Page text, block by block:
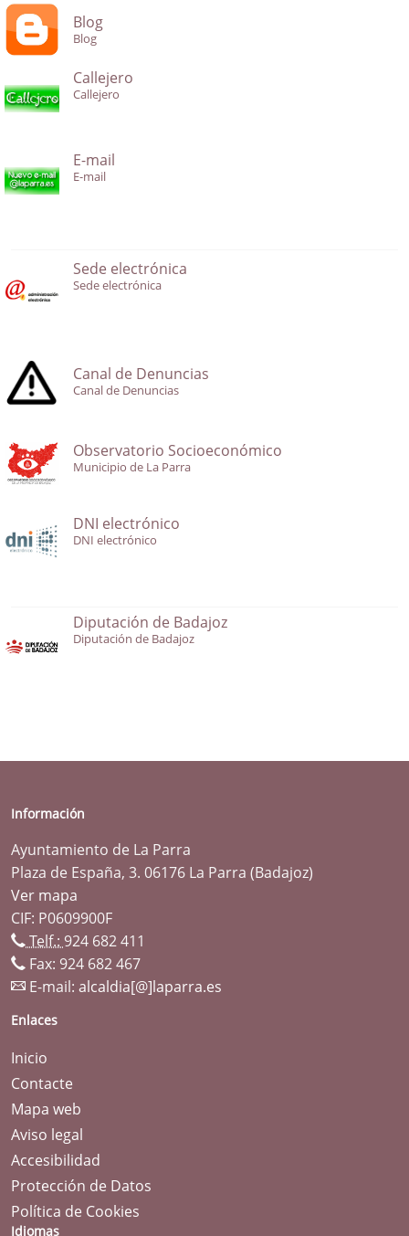
Blog
Blog
Callejero
Callejero
E-mail
E-mail
Sede electrónica
Sede electrónica
Canal de Denuncias
Canal de Denuncias
Observatorio Socioeconómico
Municipio de La Parra
DNI electrónico
DNI electrónico
Diputación de Badajoz
Diputación de Badajoz
Información
Ayuntamiento de La Parra
Plaza de España, 3. 06176 La Parra (Badajoz)
Ver mapa
CIF: P0609900F
Telf.: 924 682 411
Fax: 924 682 467
E-mail: alcaldia[@]laparra.es
Enlaces
Inicio
Contacte
Mapa web
Aviso legal
Accesibilidad
Protección de Datos
Política de Cookies
Idiomas